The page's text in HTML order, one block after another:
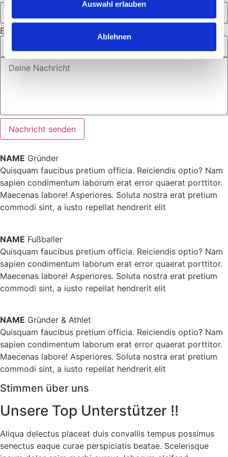
Auswahl erlauben
Ablehnen
Email
Nachricht senden
NAME Gründer
Quisquam faucibus pretium officia. Reiciendis optio? Nam
sapien condimentum laborum erat error quaerat porttitor.
Maecenas labore! Asperiores. Soluta nostra erat pretium
commodi sint, a iusto repellat hendrerit elit
NAME Fußballer
Quisquam faucibus pretium officia. Reiciendis optio? Nam
sapien condimentum laborum erat error quaerat porttitor.
Maecenas labore! Asperiores. Soluta nostra erat pretium
commodi sint, a iusto repellat hendrerit elit
NAME Gründer & Athlet
Quisquam faucibus pretium officia. Reiciendis optio? Nam
sapien condimentum laborum erat error quaerat porttitor.
Maecenas labore! Asperiores. Soluta nostra erat pretium
commodi sint, a iusto repellat hendrerit elit
Stimmen über uns
Unsere Top Unterstützer !!
Aliqua delectus placeat duis convallis tempus possimus
senectus eaque curae perspiciatis beatae. Scelerisque